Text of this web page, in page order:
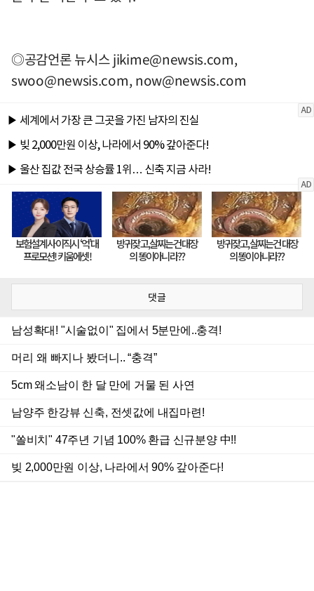
◎공감언론 뉴시스jikime@newsis.com,
swoo@newsis.com,now@newsis.com
댓글